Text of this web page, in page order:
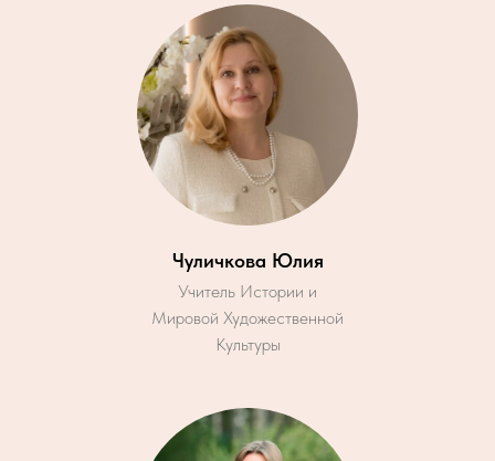
Чуличкова Юлия
Учитель Истории и
Мировой Художественной
Культуры